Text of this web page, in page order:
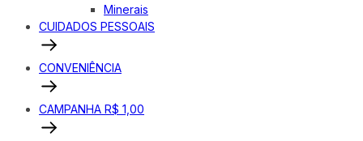
Minerais
CUIDADOS PESSOAIS
CONVENIÊNCIA
CAMPANHA R$ 1,00